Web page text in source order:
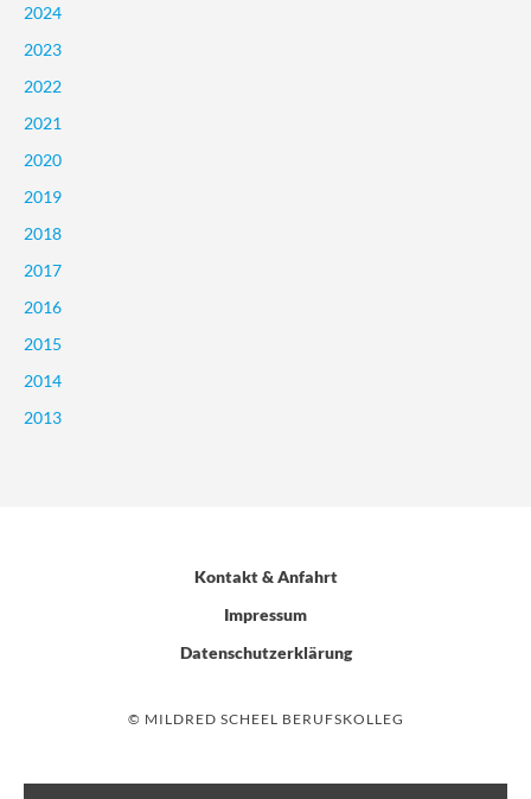
2024
2023
2022
2021
2020
2019
2018
2017
2016
2015
2014
2013
Kontakt & Anfahrt
Impressum
Datenschutzerklärung
© MILDRED SCHEEL BERUFSKOLLEG